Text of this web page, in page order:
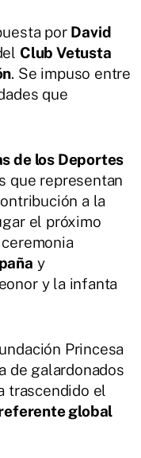
por David
Club Vetusta
. Se impuso entre
que
de los Deportes
que representan
a la
el próximo
y
y la infanta
Princesa
de galardonados
trascendido el
global